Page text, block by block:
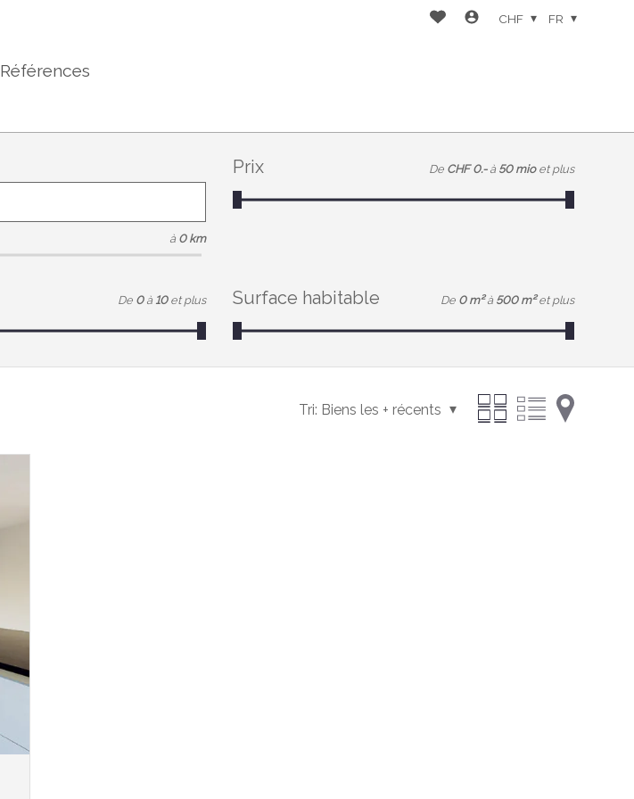
Références
CHF FR
à 0 km
Prix De CHF 0.- à 50 mio et plus
De 0 à 10 et plus Surface habitable De 0 m² à 500 m² et plus
Tri: Biens les + récents